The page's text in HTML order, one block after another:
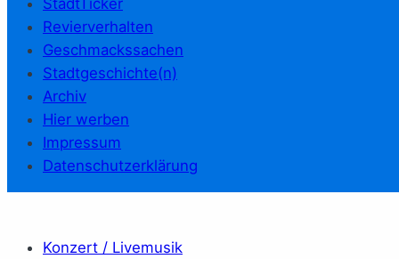
StadtTicker
Revierverhalten
Geschmackssachen
Stadtgeschichte(n)
Archiv
Hier werben
Impressum
Datenschutzerklärung
Konzert / Livemusik